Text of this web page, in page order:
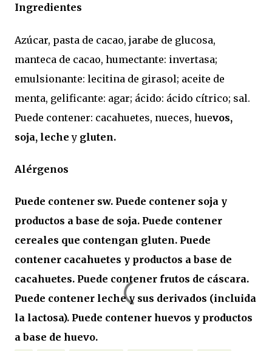
Ingredientes
Azúcar, pasta de cacao, jarabe de glucosa,
manteca de cacao, humectante: invertasa;
emulsionante: lecitina de girasol; aceite de
menta, gelificante: agar; ácido: ácido cítrico; sal.
Puede contener: cacahuetes, nueces, huevos,
soja, lechey gluten.
Alérgenos
Puede contener sw. Puede contener soja y
productos a base de soja. Puede contener
cereales que contengan gluten. Puede
contener cacahuetes y productos a base de
cacahuetes. Puede contener frutos de cáscara.
Puede contener leche y sus derivados (incluida
la lactosa). Puede contener huevos y productos
a base de huevo.